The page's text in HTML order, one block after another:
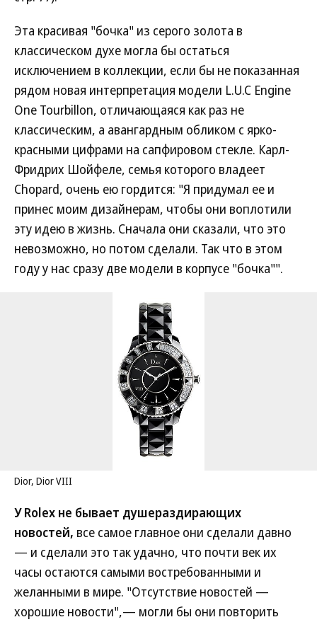
Эта красивая "бочка" из серого золота в
классическом духе могла бы остаться
исключением в коллекции, если бы не показанная
рядом новая интерпретация модели L.U.C Engine
One Tourbillon, отличающаяся как раз не
классическим, а авангардным обликом с ярко-
красными цифрами на сапфировом стекле. Карл-
Фридрих Шойфеле, семья которого владеет
Chopard, очень ею гордится: "Я придумал ее и
принес моим дизайнерам, чтобы они воплотили
эту идею в жизнь. Сначала они сказали, что это
невозможно, но потом сделали. Так что в этом
году у нас сразу две модели в корпусе "бочка"".
Dior, Dior VIII
У Rolex не бывает душераздирающих
новостей, все самое главное они сделали давно
— и сделали это так удачно, что почти век их
часы остаются самыми востребованными и
желанными в мире. "Отсутствие новостей —
хорошие новости",— могли бы они повторить